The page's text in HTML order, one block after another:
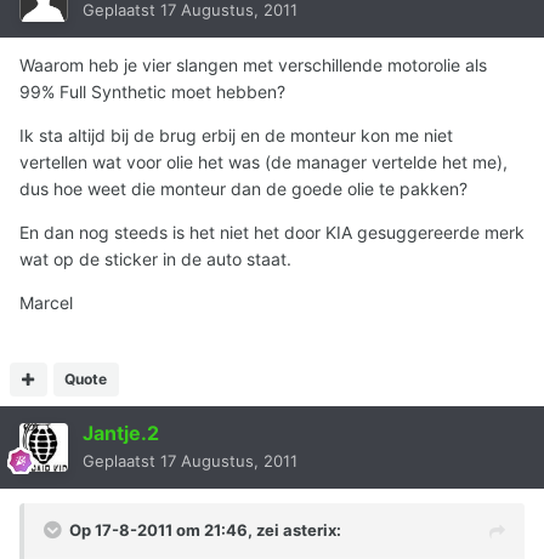
Geplaatst 17 Augustus, 2011
Waarom heb je vier slangen met verschillende motorolie als
99% Full Synthetic moet hebben?
Ik sta altijd bij de brug erbij en de monteur kon me niet
vertellen wat voor olie het was (de manager vertelde het me),
dus hoe weet die monteur dan de goede olie te pakken?
En dan nog steeds is het niet het door KIA gesuggereerde merk
wat op de sticker in de auto staat.
Marcel
Quote
Jantje.2
Geplaatst 17 Augustus, 2011
Op 17-8-2011 om 21:46, zei asterix: